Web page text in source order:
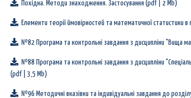
Похідна. Методи знаходження. Застосування (pdf | 2 Mb)
Елементи теорії ймовірностей та математичної статистики в
№82 Програма та контрольні завдання з дисципліни "Вища
№88 Програма та контрольні завдання з дисципліни
(pdf | 3,5 Mb)
№96 Методичні вказівки та індивідуальні завдання до